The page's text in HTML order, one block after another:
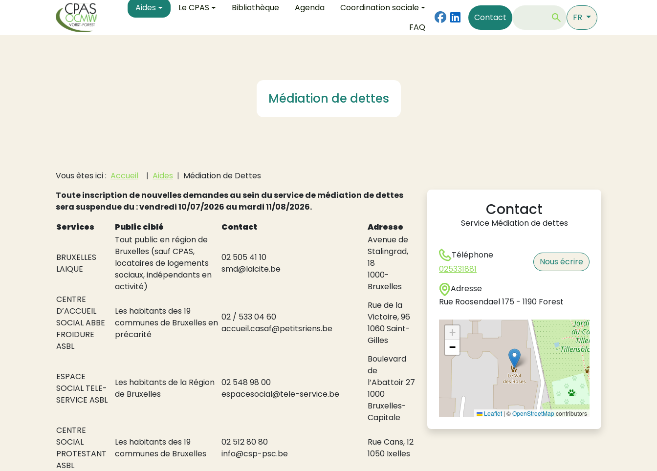
Aller au contenu principal Main navigation
Aides Le CPAS Bibliothèque Agenda
Coordination sociale
FAQ
Contact
Contact Rechercher
FR
Médiation de dettes
Fil d'Ariane
Vous êtes ici : Accueil Aides
Médiation de Dettes
Toute inscription de nouvelles demandes au sein du service de médiation de dettes
sera suspendue du : vendredi 10/07/2026 au mardi 11/08/2026.
Services
Public ciblé Contact Adresse
BRUXELLES
LAIQUE
Tout public en région de
Bruxelles (sauf CPAS,
locataires de logements
sociaux, indépendants en
activité)
02 505 41 10
smd@laicite.be
Avenue de
Stalingrad,
18
1000-
Bruxelles
CENTRE
D’ACCUEIL
SOCIAL ABBE
FROIDURE
ASBL
Les habitants des 19
communes de Bruxelles en
précarité
02 / 533 04 60
accueil.casaf@petitsriens.be
Rue de la
Victoire, 96
1060 Saint-
Gilles
ESPACE
SOCIAL TELE-
SERVICE ASBL
Les habitants de la Région
de Bruxelles
02 548 98 00
espacesocial@tele-service.be
Boulevard
de
l’Abattoir 27
1000
Bruxelles-
Capitale
CENTRE
SOCIAL
PROTESTANT
ASBL
Les habitants des 19
communes de Bruxelles
02 512 80 80
info@csp-psc.be
Rue Cans, 12
1050 Ixelles
Contact
Service Médiation de dettes
Téléphone
025331881
Nous écrire
Adresse
Rue Roosendael 175 - 1190 Forest
+
−
Leaflet | ©OpenStreetMapcontributors